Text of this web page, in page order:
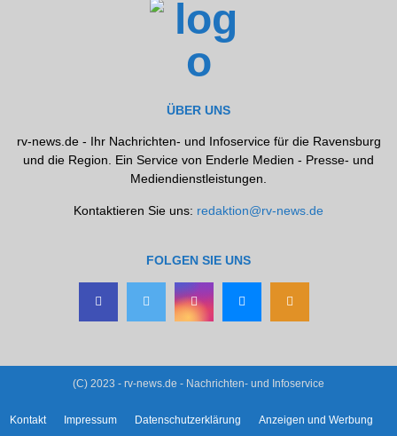
ÜBER UNS
rv-news.de - Ihr Nachrichten- und Infoservice für die Ravensburg
und die Region. Ein Service von Enderle Medien - Presse- und
Mediendienstleistungen.
Kontaktieren Sie uns: redaktion@rv-news.de
FOLGEN SIE UNS
(C) 2023 - rv-news.de - Nachrichten- und Infoservice
Kontakt Impressum Datenschutzerklärung
Anzeigen und Werbung